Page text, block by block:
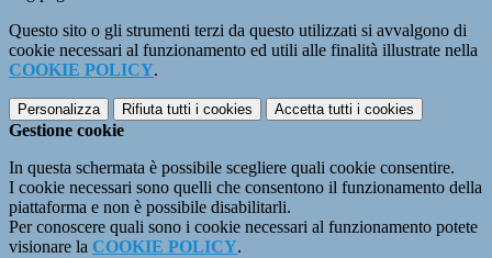
Questo sito o gli strumenti terzi da questo utilizzati si avvalgono di
cookie necessari al funzionamento ed utili alle finalità illustrate nella
COOKIE POLICY.
Personalizza Rifiuta tutti i cookies Accetta tutti i cookies
Gestione cookie
In questa schermata è possibile scegliere quali cookie consentire.
I cookie necessari sono quelli che consentono il funzionamento della
piattaforma e non è possibile disabilitarli.
Per conoscere quali sono i cookie necessari al funzionamento potete
visionare la COOKIE POLICY.